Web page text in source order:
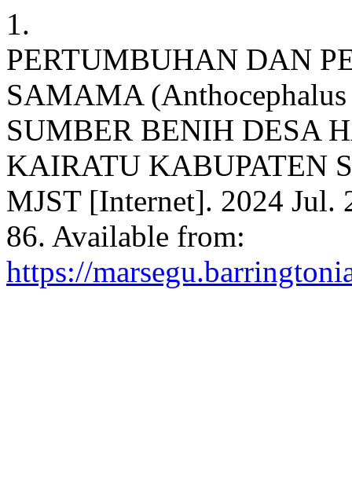
1.
PERTUMBUHAN DAN
SAMAMA
SUMBER BENIH DESA
KAIRATU KABUPATEN
MJST [Internet]. 2024 Jul.
86. Available from:
https://